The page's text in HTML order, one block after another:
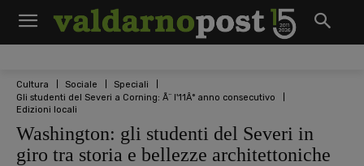
Cultura Sociale
Speciali
Gli studenti del Severi a Corning: Ã¨ l'11Â° anno consecutivo
Edizioni locali
Washington: gli studenti del Severi in
giro tra storia e bellezze architettoniche